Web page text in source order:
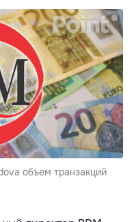
объем транзакций